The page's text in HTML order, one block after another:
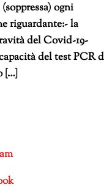
ogni
riguardante:- la
del Covid-19-
del test PCR
[…]